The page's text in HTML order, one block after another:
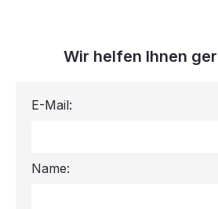
Wir helfen Ihnen
E-Mail:
Name: